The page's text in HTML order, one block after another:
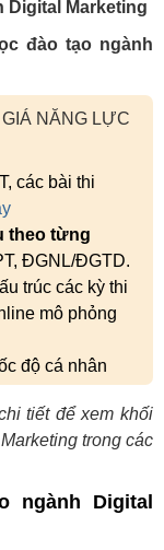
Digital Marketing
đào tạo ngành
NĂNG LỰC
các bài thi
theo từng
ĐGNL/ĐGTD.
trúc các kỳ thi
mô phỏng
độ cá nhân
tiết để xem khối
trong các
ngành Digital